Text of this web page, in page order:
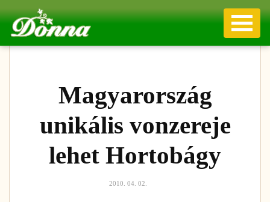
Magyarország
unikális vonzereje
lehet Hortobágy
2010. 04. 02.